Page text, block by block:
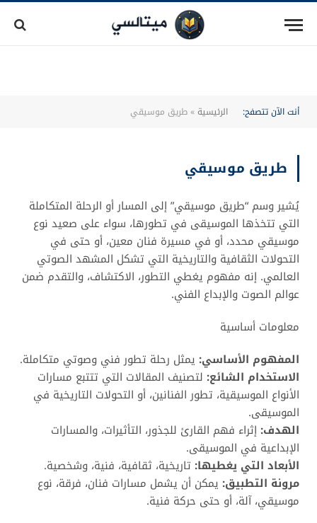
أنت الآن تتصفح: الرئيسية»طريق موسيقي
طريق موسيقي
يُشير وسم “طريق موسيقي” إلى المسار أو الرحلة المتكاملة
التي تتخذها الموسيقى في تطورها، سواء على صعيد نوع
موسيقي محدد، أو في مسيرة فنان معين، أو حتى في
التحولات الثقافية والتاريخية التي تشكل المشهد الصوتي
العالمي. إنه مفهوم يغطي التطور، الاكتشاف، والتقدم ضمن
عوالم الصوت والإبداع الفني.
معلومات أساسية
المفهوم الأساسي: يمثل رحلة تطور فني وصوتي متكاملة.
الاستخدام الشائع: لتصنيف المقالات التي تتتبع مسارات
الأنواع الموسيقية، تطور الفنانين، أو التحولات التاريخية في
الموسيقى.
الهدف: إثراء فهم القارئ للجذور، التأثيرات، والمسارات
الإبداعية في الموسيقى.
الأبعاد التي يغطيها: تاريخية، ثقافية، فنية، وشخصية.
مرونة التطبيق: يمكن أن يشمل مسارات فنان، فرقة، نوع
موسيقي، آلة، أو حتى حركة فنية.